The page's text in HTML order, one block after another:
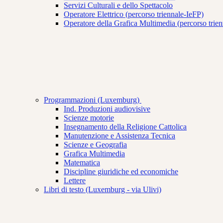
Servizi Culturali e dello Spettacolo
Operatore Elettrico (percorso triennale-IeFP)
Operatore della Grafica Multimedia (percorso
Programmazioni (Luxemburg)
Ind. Produzioni audiovisive
Scienze motorie
Insegnamento della Religione Cattolica
Manutenzione e Assistenza Tecnica
Scienze e Geografia
Grafica Multimedia
Matematica
Discipline giuridiche ed economiche
Lettere
Libri di testo (Luxemburg - via Ulivi)